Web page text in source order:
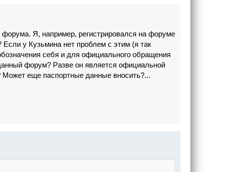
Я, например, регистрировался на форуме
у Кузьмина нет проблем с этим (я так
себя и для официального обращения
форум? Разве он является официальной
Может еще паспортные данные вносить?...